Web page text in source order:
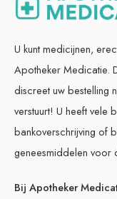
U kunt medicijnen,
Apotheker Medicatie.
discreet uw bestelling
verstuurt! U heeft vele
bankoverschrijving of
geneesmiddelen voor
Bij Apotheker